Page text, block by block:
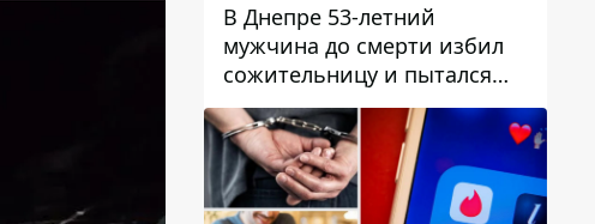
В Днепре 53-летний
мужчина до смерти избил
сожительницу и пытался
скрыть преступление:
детали